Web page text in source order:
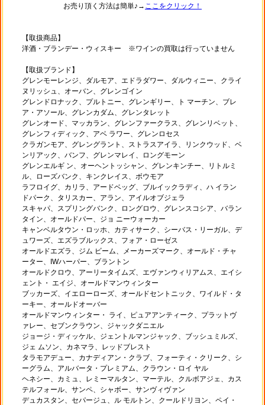
お売り頂く方法は簡単♪→ ここをクリック！
【取扱商品】
洋酒・ブランデー・ウィスキー ※ワインの買取は行っていません
【取扱ブランド】
グレンモーレンジ、ダルモア、エドラダワー、ダルウィニー、クライ
ヌリッシュ、オーバン、グレンゴイン
グレンドロナック、プルトニー、グレンギリー、ト マーチン、ブレ
ア・アソール、グレンカダム、グレンタレット
グレンオード、マッカラン、グレンファークラス、グレンリベット、
グレンフィディック、アベ ラワー、グレンロセス
クラガンモア、グレングラント、ストラスアイラ、リンクウッド、ベ
ンリアック、バンフ、グレンマレイ、ロングモーン
グレンエルギ ン、オーヘントッシャン、グレンキンチー、リトルミ
ル、ローズバンク、キンクレイス、ボウモア
ラフロイグ、カリラ、アードベッグ、ブルイックラディ、ハ イラン
ドパーク、タリスカー、アラン、アイルオブジェラ
スキャパ、スプリングバンク、ロングロウ、グレンスコシア、バラン
タイン、オールドパー、ジョ ニーウォーカー
キャンベルタウン・ロッホ、カティサーク、シーバス・リーガル、デ
ュワーズ、エズラブルックス、フォア・ローゼス
オールドエズラ、ジム ビーム、メーカーズマーク、オールド・チャ
ーター、IWハーパー、ブラントン
オールドクロウ、アーリータイムズ、エヴァンウィリアムス、エイシ
ェント・ エイジ、オールドマンウィンター
ブッカーズ、イエローローズ、オールドセントニック、ワイルド・タ
ーキー、オールドオーバー
オールドマンウィンター・ ライ、ピュアアンティーク、プラットヴ
ァレー、セブンクラウン、ジャックダニエル
ジョージ・ディッケル、ジェントルマンジャック、ブッシュミルズ、
ジェ ムソン、カネマラ、レッドブレスト
タラモアデュー、カナディアン・クラブ、フォーティ・クリーク、シ
ーグラム、アルバータ・プレミアム、クラウン・ロイ ヤル
ヘネシー、カミュ、レミーマルタン、マーテル、クルボアジェ、カス
テルフォール、サンペ、シャボー、サンヴィヴァン
デュカスタン、セパージュ、ル モルトン、クールドリヨン、ペイ・